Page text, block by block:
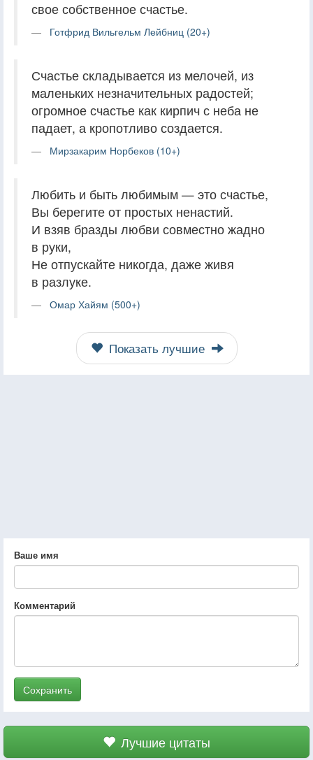
свое собственное счастье.
Готфрид Вильгельм Лейбниц (20+)
Счастье складывается из мелочей, из
маленьких незначительных радостей;
огромное счастье как кирпич с неба не
падает, а кропотливо создается.
Мирзакарим Норбеков (10+)
Любить и быть любимым — это счастье,
Вы берегите от простых ненастий.
И взяв бразды любви совместно жадно
в руки,
Не отпускайте никогда, даже живя
в разлуке.
Омар Хайям (500+)
Показать лучшие
Ваше имя
Комментарий
Сохранить
Лучшие цитаты